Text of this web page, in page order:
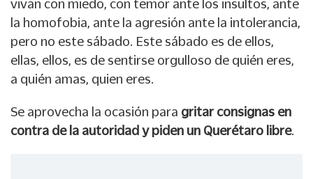
vivan con miedo, con temor ante los insultos, ante
la homofobia, ante la agresión ante la intolerancia,
pero no este sábado. Este sábado es de ellos,
ellas, ellos, es de sentirse orgulloso de quién eres,
a quién amas, quien eres.
Se aprovecha la ocasión para gritar consignas en
contra de la autoridad y piden un Querétaro libre.